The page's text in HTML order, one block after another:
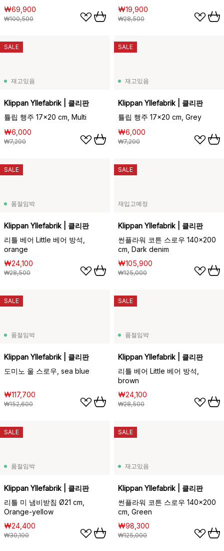
₩69,900
₩100,500
₩19,900
₩28,500
재고있음
Klippan Yllefabrik | 클리판
튤립 행주 17x20 cm, Multi
₩6,000
₩7,200
SALE
재고있음
Klippan Yllefabrik | 클리판
튤립 행주 17x20 cm, Grey
₩6,000
₩7,200
SALE
품절임박
Klippan Yllefabrik | 클리판
리틀 베어 Little 베어 방석,
orange
₩24,100
₩28,500
SALE
재입고예정
Klippan Yllefabrik | 클리판
썬플라워 코튼 스로우 140x200
cm, Dark denim
₩105,900
₩125,000
SALE
품절임박
Klippan Yllefabrik | 클리판
도미노 울 스로우, sea blue
₩117,700
₩152,600
SALE
품절임박
Klippan Yllefabrik | 클리판
리틀 베어 Little 베어 방석,
brown
₩24,100
₩28,500
SALE
품절임박
Klippan Yllefabrik | 클리판
리틀 미 냄비받침 Ø21 cm,
Orange-yellow
₩24,400
₩30,100
SALE
재고있음
Klippan Yllefabrik | 클리판
썬플라워 코튼 스로우 140x200
cm, Green
₩98,300
₩125,000
SALE